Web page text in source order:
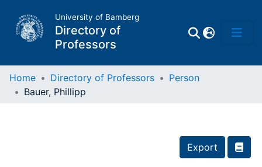
University of Bamberg
Directory of
Professors
Home Directory of Professors
Person
Bauer, Phillipp
Export